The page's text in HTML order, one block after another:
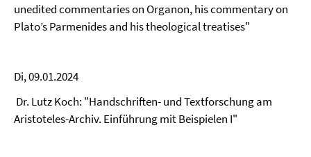
unedited commentaries on Organon, his commentary on
Plato’s Parmenides and his theological treatises"
Di, 09.01.2024
Dr. Lutz Koch: "Handschriften- und Textforschung am
Aristoteles-Archiv. Einführung mit Beispielen I"